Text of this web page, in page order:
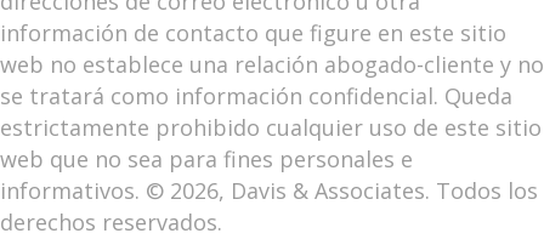
información de contacto que figure en este sitio
web no establece una relación abogado-cliente y no
se tratará como información confidencial. Queda
estrictamente prohibido cualquier uso de este sitio
web que no sea para fines personales e
informativos. © 2026, Davis & Associates. Todos los
derechos reservados.